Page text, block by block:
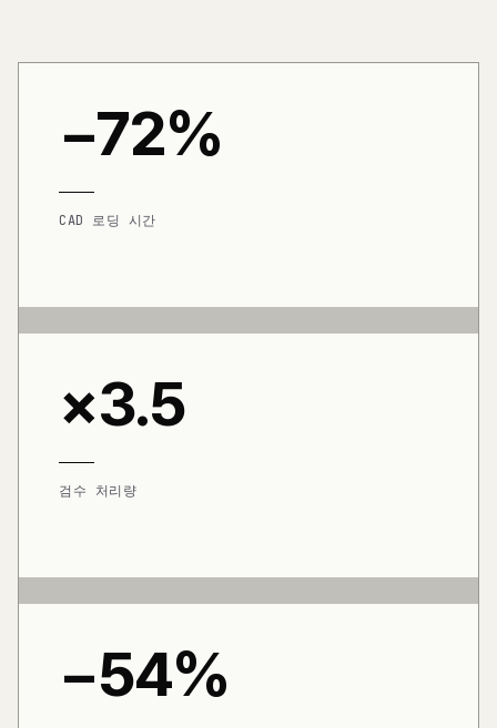
−72%
CAD 로딩 시간
×3.5
검수 처리량
−54%